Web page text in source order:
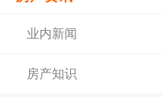
业内新闻
房产知识